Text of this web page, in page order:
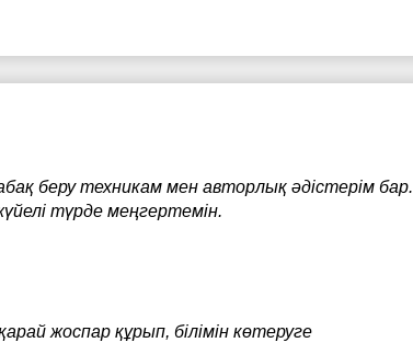
беру техникам мен авторлық әдістерім бар.
түрде меңгертемін.
жоспар құрып, білімін көтеруге